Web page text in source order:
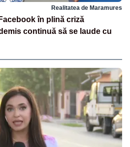
Realitatea de Maramures
în plină criză
continuă să se laude cu